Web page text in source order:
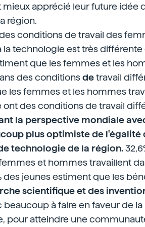
mieux apprécié leur future idée
région.
conditions de travail des
la technologie est très différente
que les femmes et les
des conditionsdetravail
les femmes et les hommes
des conditions de travail
la perspective mondiale
plus optimiste de l'égalité
technologie de la région.
et hommes travaillent
des jeunes estiment que les
scientifique et des
beaucoup à faire en faveur de
pour atteindre une